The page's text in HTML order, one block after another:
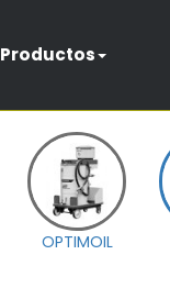
Productos
OPTIMOIL